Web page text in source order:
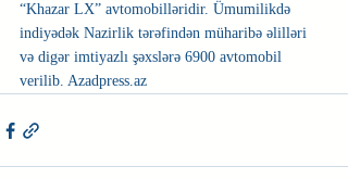
“Khazar LX” avtomobilləridir. Ümumilikdə
indiyədək Nazirlik tərəfindən müharibə əlilləri
və digər imtiyazlı şəxslərə 6900 avtomobil
verilib. Azadpress.az